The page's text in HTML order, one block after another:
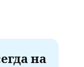
на